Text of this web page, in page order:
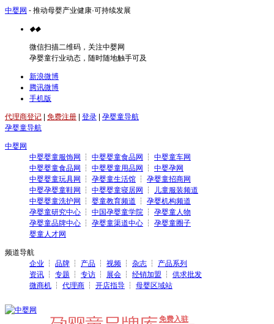
中婴网 - 推动母婴产业健康·可持续发展
◆◆
微信扫描二维码，关注中婴网
孕婴童行业动态，随时随地触手可及
新浪微博
腾讯微博
手机版
代理商登记 免费注册 登录
孕婴童导航
孕婴童导航
中婴网
中婴婴童服饰网
┆ 中婴婴童食品网 ┆ 中婴童车网
中婴婴童食品网
┆ 中婴婴童用品网 ┆ 中婴孕网
中婴婴童玩具网
┆ 孕婴童生活馆 ┆ 孕婴童招商网
中婴孕婴童鞋网
┆ 中婴婴童寝居网 ┆
儿童服装频道
中婴婴童洗护网
┆ 婴童教育频道 ┆ 孕婴机构频道
孕婴童研究中心 ┆ 中国孕婴童学院 ┆ 孕婴童人物
孕婴童品牌中心 ┆ 孕婴童渠道中心 ┆ 孕婴童圈子
婴童人才网
频道导航
企业 ┆ 品牌 ┆ 产品 ┆ 视频 ┆ 杂志 ┆ 产品系列
资讯 ┆ 专题 ┆ 专访 ┆ 展会 ┆ 经销加盟 ┆ 供求批发
微商机 ┆ 代理商 ┆ 开店指导 ┆ 母婴区域站
免费入驻